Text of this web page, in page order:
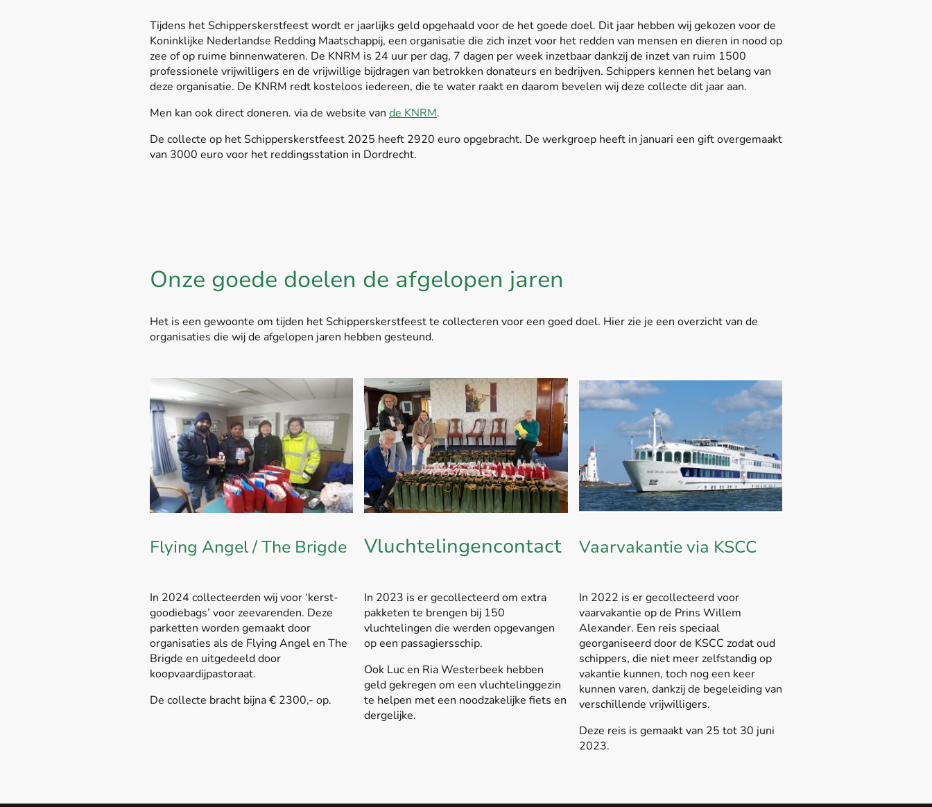
Tijdens het Schipperskerstfeest wordt er jaarlijks geld opgehaald voor de het goede doel. Dit jaar hebben wij gekozen voor de
Koninklijke Nederlandse Redding Maatschappij, een organisatie die zich inzet voor het redden van mensen en dieren in nood op
zee of op ruime binnenwateren. De KNRM is 24 uur per dag, 7 dagen per week inzetbaar dankzij de inzet van ruim 1500
professionele vrijwilligers en de vrijwillige bijdragen van betrokken donateurs en bedrijven. Schippers kennen het belang van
deze organisatie. De KNRM redt kosteloos iedereen, die te water raakt en daarom bevelen wij deze collecte dit jaar aan.
Men kan ook direct doneren. via de website van de KNRM.
De collecte op het Schipperskerstfeest 2025 heeft 2920 euro opgebracht. De werkgroep heeft in januari een gift overgemaakt
van 3000 euro voor het reddingsstation in Dordrecht.
Onze goede doelen de afgelopen jaren
Het is een gewoonte om tijden het Schipperskerstfeest te collecteren voor een goed doel. Hier zie je een overzicht van de
organisaties die wij de afgelopen jaren hebben gesteund.
Flying Angel / The Brigde
In 2024 collecteerden wij voor ‘kerst-
goodiebags’ voor zeevarenden. Deze
parketten worden gemaakt door
organisaties als de Flying Angel en The
Brigde en uitgedeeld door
koopvaardijpastoraat.
De collecte bracht bijna € 2300,- op.
Vluchtelingencontact
In 2023 is er gecollecteerd om extra
pakketen te brengen bij 150
vluchtelingen die werden opgevangen
op een passagiersschip.
Ook Luc en Ria Westerbeek hebben
geld gekregen om een vluchtelinggezin
te helpen met een noodzakelijke fiets en
dergelijke.
Vaarvakantie via KSCC
In 2022 is er gecollecteerd voor
vaarvakantie op de Prins Willem
Alexander. Een reis speciaal
georganiseerd door de KSCC zodat oud
schippers, die niet meer zelfstandig op
vakantie kunnen, toch nog een keer
kunnen varen, dankzij de begeleiding van
verschillende vrijwilligers.
Deze reis is gemaakt van 25 tot 30 juni
2023.